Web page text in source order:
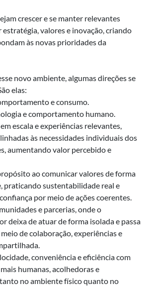
crescer e se manter relevantes
valores e inovação, criando
às novas prioridades da
novo ambiente, algumas direções se
elas:
e consumo.
e comportamento humano.
escala e experiências relevantes,
às necessidades individuais dos
aumentando valor percebido e
ao comunicar valores de forma
praticando sustentabilidade real e
por meio de ações coerentes.
e parcerias, onde o
deixa de atuar de forma isolada e passa
de colaboração, experiências e
conveniência e eficiência com
humanas, acolhedoras e
no ambiente físico quanto no